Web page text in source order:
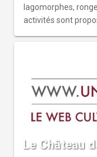
lagomorphes,
activités sont
Le Château